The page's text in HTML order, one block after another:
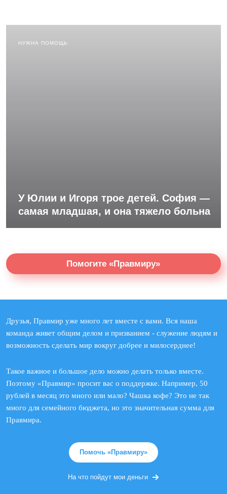
НУЖНА ПОМОЩЬ
У Юлии и Игоря трое детей. София —
самая младшая, и она тяжело больна
Помогите «Правмиру»
Друзья, Правмир уже много лет вместе с вами. Вся наша
команда живет общим делом и призванием - служение людям и
возможность сделать мир вокруг добрее и милосерднее!
Такое важное и большое дело можно делать только вместе.
Поэтому «Правмир» просит вас о поддержке. Например, 50
рублей в месяц это много или мало? Чашка кофе? Это не так
много для семейного бюджета, но это значительная сумма для
Правмира.
Помочь «Правмиру»
На что пойдут мои деньги